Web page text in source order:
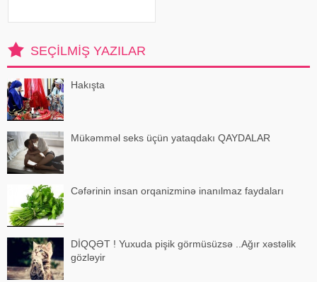
mümkündür. Bundan əlavə,
SEÇILMIŞ YAZILAR
Hakışta
Mükəmməl seks üçün yataqdakı QAYDALAR
Cəfərinin insan orqanizminə inanılmaz faydaları
DİQQƏT ! Yuxuda pişik görmüsüzsə ..Ağır xəstəlik
gözləyir